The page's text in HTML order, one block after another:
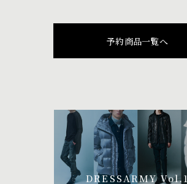
予約商品一覧へ
DRESSARMY Vol.1